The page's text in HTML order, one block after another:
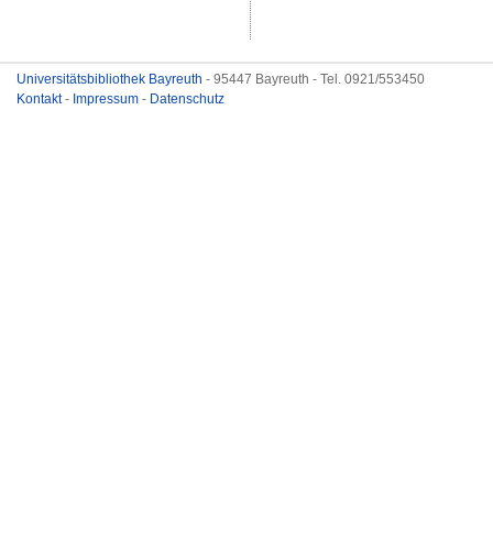
Universitätsbibliothek Bayreuth - 95447 Bayreuth - Tel. 0921/553450
Kontakt- Impressum - Datenschutz